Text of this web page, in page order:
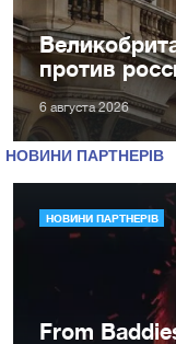
против
6 августа 2026